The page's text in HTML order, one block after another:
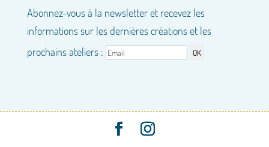
Abonnez-vous à la newsletter et recevez les
informations sur les dernières créations et les
prochains ateliers :